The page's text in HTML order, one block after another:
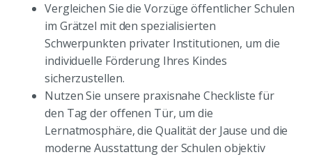
Vergleichen Sie die Vorzüge öffentlicher Schulen
im Grätzel mit den spezialisierten
Schwerpunkten privater Institutionen, um die
individuelle Förderung Ihres Kindes
sicherzustellen.
Nutzen Sie unsere praxisnahe Checkliste für
den Tag der offenen Tür, um die
Lernatmosphäre, die Qualität der Jause und die
moderne Ausstattung der Schulen objektiv